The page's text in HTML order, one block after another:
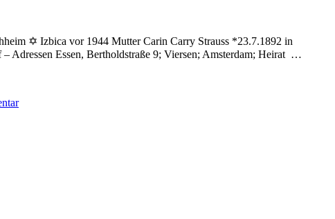
✡ Izbica vor 1944 Mutter Carin Carry Strauss *23.7.1892 in
Adressen Essen, Bertholdstraße 9; Viersen; Amsterdam; Heirat …
zu